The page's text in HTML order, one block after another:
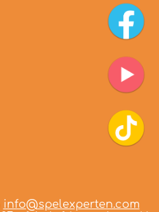
info@spelexperten.com